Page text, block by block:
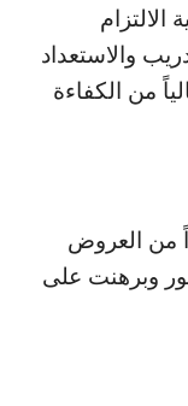
والاستعداد
من الكفاءة
من العروض
وبرهنت على